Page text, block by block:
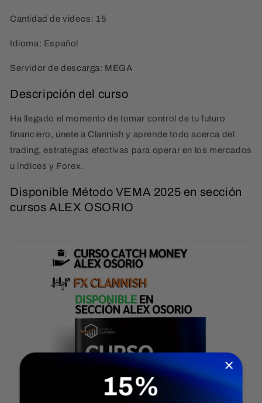
Cantidad de videos: 15
Idioma: Español
Servidor de descarga: MEGA
Descripción del curso
Ha llegado el momento de tomar control de tu futuro
financiero, únete a Clannish y aprende todo acerca del
trading, estrategias efectivas para operar en los mercados
u índices y Forex.
Disponible Método VEMA 2025 en sección
cursos ALEX OSORIO